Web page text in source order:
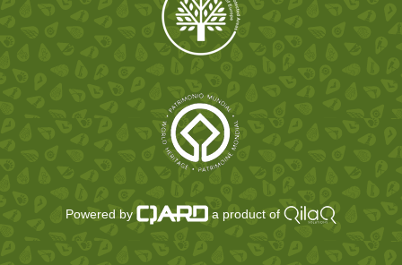
Powered by a product of